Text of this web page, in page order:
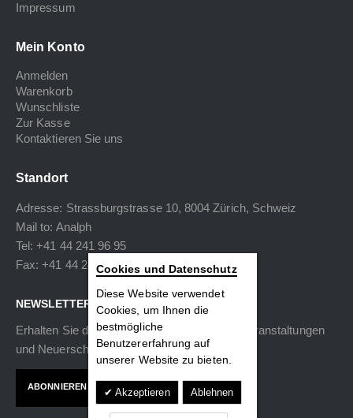
Impressum
Mein Konto
Anmelden
Warenkorb
Wunschliste
Zur Kasse
Kontaktieren Sie uns
Standort
Adresse: Strassburgstrasse 10, 8004 Zürich, Schweiz
Mail to: Analph
Tel: +41 44 241 96 95
Fax: +41 44 240 34 40
NEWSLETTER
Erhalten Sie die neuesten Informationen zu Veranstaltungen
und Neuerscheinungen.
ABONNIEREN
Cookies und Datenschutz
Diese Website verwendet
Cookies, um Ihnen die
bestmögliche
Benutzererfahrung auf
unserer Website zu bieten.
Akzeptieren Ablehnen